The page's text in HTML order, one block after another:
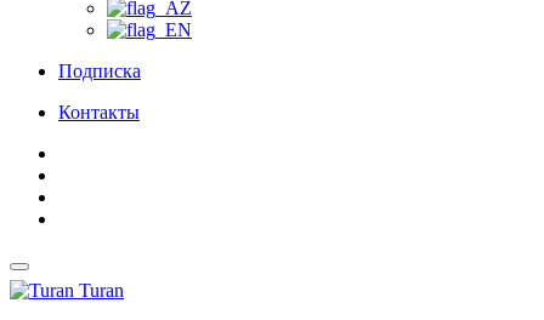
Подписка
Контакты
Turan